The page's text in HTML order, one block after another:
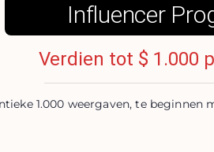
Influencer
Verdien tot $ 1.000
1.000 weergaven, te